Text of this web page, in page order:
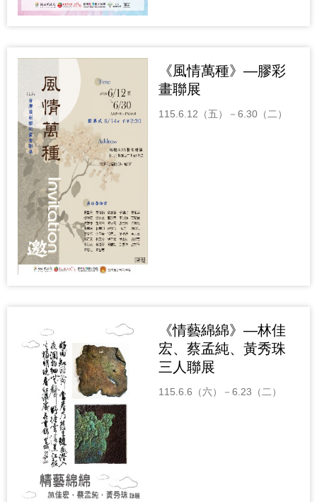
《風情萬種》—膠彩
畫聯展
115.6.12（五）－6.30（二）
《情藝綿綿》—林佳
宏、蔡孟純、黃秀珠
三人聯展
115.6.6（六）－6.23（二）